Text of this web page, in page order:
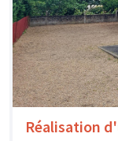
Réalisation